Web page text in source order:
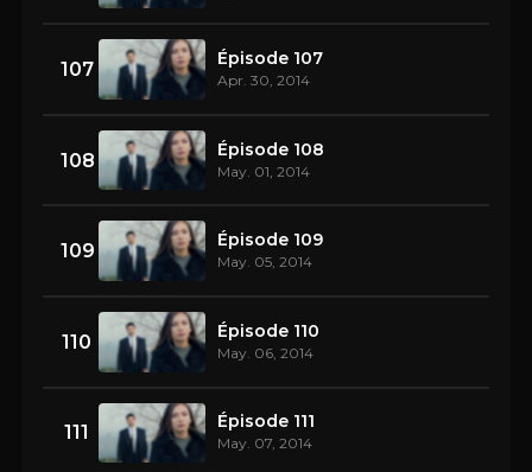
107 Épisode 107
Apr. 30, 2014
108 Épisode 108
May. 01, 2014
109 Épisode 109
May. 05, 2014
110 Épisode 110
May. 06, 2014
111 Épisode 111
May. 07, 2014